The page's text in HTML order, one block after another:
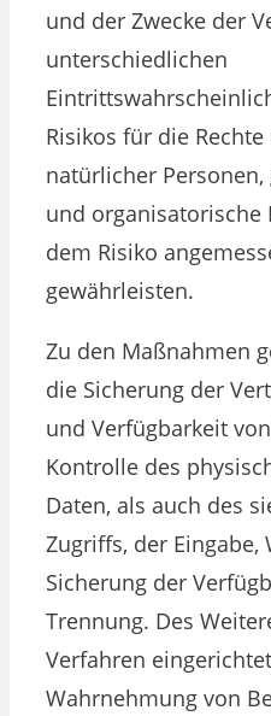
und der Zwecke der
unterschiedlichen
Risikos für die
natürlicher
und organisatorische
dem Risiko
gewährleisten.
Zu den Maßnahmen
die Sicherung der
und Verfügbarkeit
Kontrolle des
Daten, als auch des
Zugriffs, der Eingabe,
Sicherung der
Trennung. Des
Verfahren
Wahrnehmung von